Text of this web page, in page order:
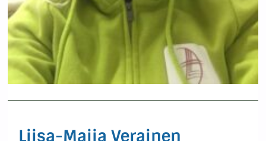
Liisa-Maija Verainen